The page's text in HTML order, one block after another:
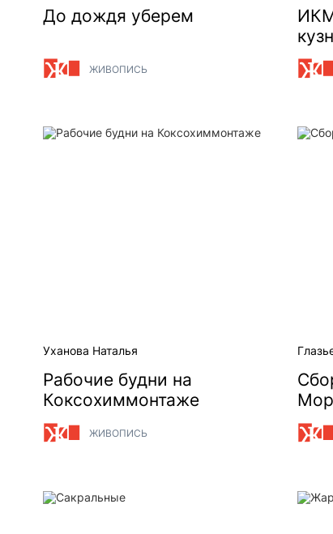
До дождя уберем
ЖИВОПИСЬ
Рабочие будни на Коксохиммонтаже
Уханова Наталья
Рабочие будни на
Коксохиммонтаже
ЖИВОПИСЬ
Сакральные